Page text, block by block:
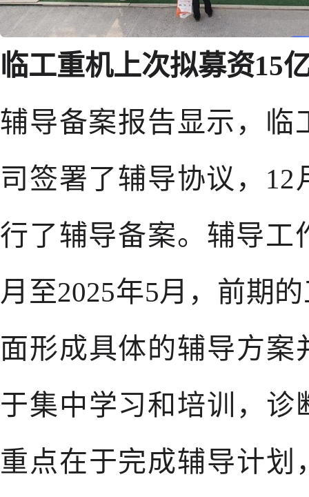
临工重机上次拟募资15
辅导备案报告显示，临
司签署了辅导协议，
行了辅导备案。辅导工
月至2025年5月，前期
面形成具体的辅导方案
于集中学习和培训，诊
重点在于完成辅导计划